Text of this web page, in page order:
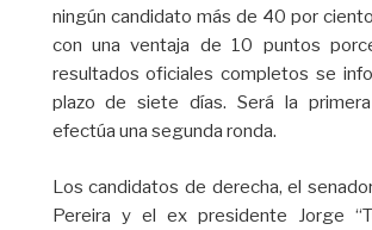
ningún candidato más de 40 por
con una ventaja de 10 puntos
resultados oficiales completos se
plazo de siete días. Será la
efectúa una segunda ronda.
Los candidatos de derecha, el
Pereira y el ex presidente Jorge